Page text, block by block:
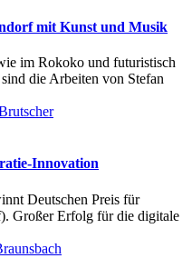
mit Kunst und Musik
im Rokoko und futuristisch
die Arbeiten von Stefan
Innovation
Deutschen Preis für
Großer Erfolg für die digitale